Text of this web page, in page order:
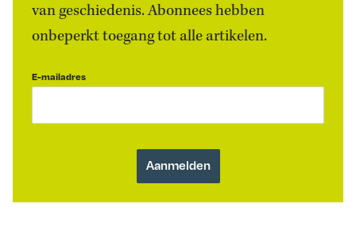
van geschiedenis. Abonnees hebben
onbeperkt toegang tot alle artikelen.
E-mailadres